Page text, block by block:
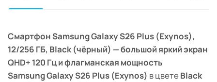
Смартфон Samsung Galaxy S26 Plus (Exynos),
12/256 ГБ, Black (чёрный) — большой яркий экран
QHD+ 120 Гц и флагманская мощность
Samsung Galaxy S26 Plus (Exynos) в цветеBlack